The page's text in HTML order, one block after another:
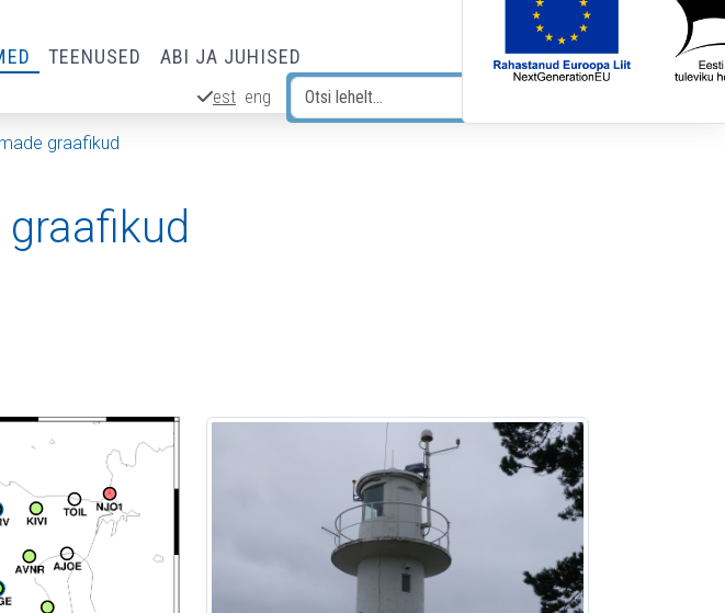
TEENUSED ABI JA JUHISED
est eng
graafikud